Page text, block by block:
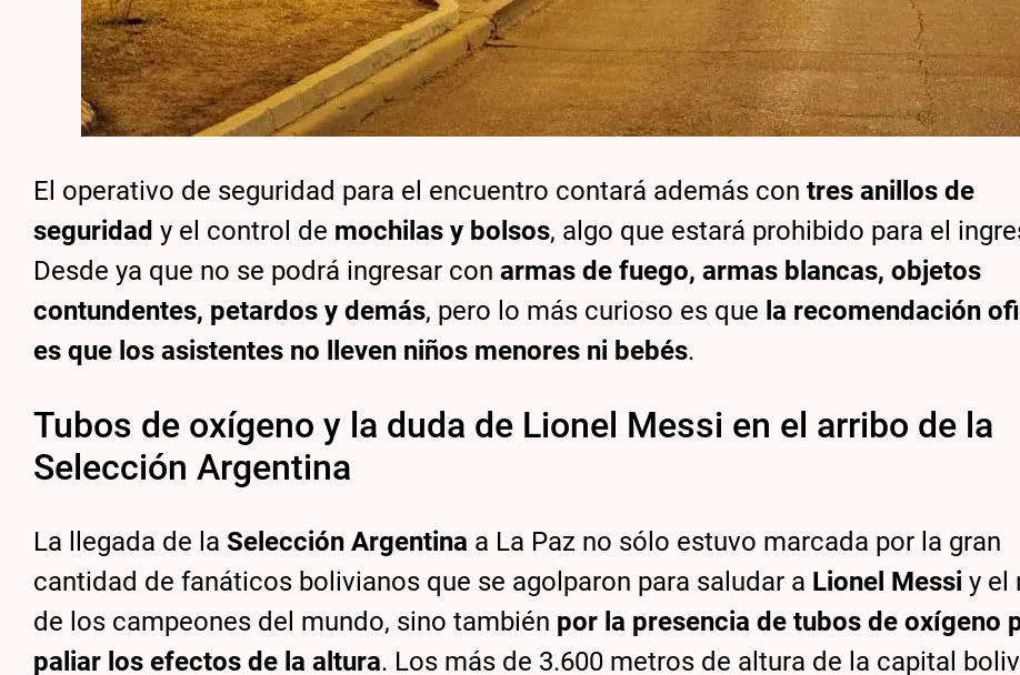
El operativo de seguridad para el encuentro contará además contres anillos de
seguridad y el control de mochilas y bolsos, algo que estará prohibido para el
Desde ya que no se podrá ingresar conarmas de fuego, armas blancas, objetos
contundentes, petardos y demás, pero lo más curioso es que la recomendación
es que los asistentes no lleven niños menores ni bebés.
Tubos de oxígeno y la duda de Lionel Messi en el arribo de la
Selección Argentina
La llegada de la Selección Argentina a La Paz no sólo estuvo marcada por la gran
cantidad de fanáticos bolivianos que se agolparon para saludar a Lionel Messi y el
de los campeones del mundo, sino también por la presencia de tubos de oxígeno
paliar los efectos de la altura. Los más de 3.600 metros de altura de la capital